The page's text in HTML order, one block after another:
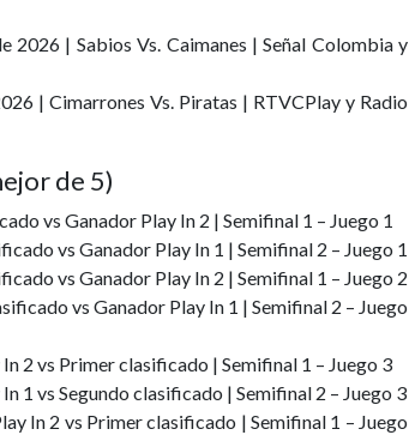
2026 | Sabios Vs. Caimanes | Señal Colombia y
| Cimarrones Vs. Piratas | RTVCPlay y Radio
de 5)
vs Ganador Play In 2 | Semifinal 1 – Juego 1
vs Ganador Play In 1 | Semifinal 2 – Juego 1
vs Ganador Play In 2 | Semifinal 1 – Juego 2
vs Ganador Play In 1 | Semifinal 2 – Juego
2 vs Primer clasificado | Semifinal 1 – Juego 3
1 vs Segundo clasificado | Semifinal 2 – Juego 3
In 2 vs Primer clasificado | Semifinal 1 – Juego